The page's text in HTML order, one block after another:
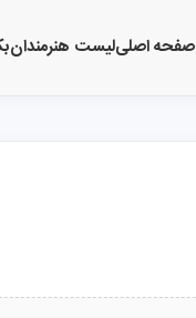
صفحه اصلیلیست هنرمندان